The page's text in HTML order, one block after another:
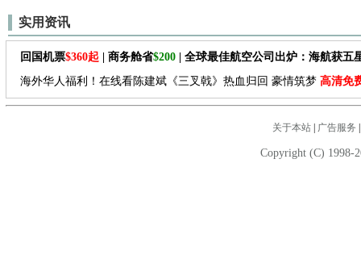
实用资讯
回国机票$360起 | 商务舱省$200 | 全球最佳航空公司出炉：海航获五
海外华人福利！在线看陈建斌《三叉戟》热血归回 豪情筑梦 高清免
关于本站| 广告服务
Copyright (C) 1998-